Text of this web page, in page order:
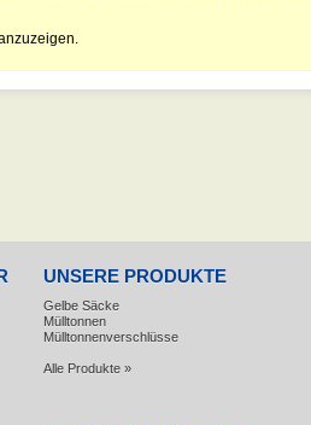
UNSERE PRODUKTE
Gelbe Säcke
Mülltonnen
Mülltonnenverschlüsse
Alle Produkte »